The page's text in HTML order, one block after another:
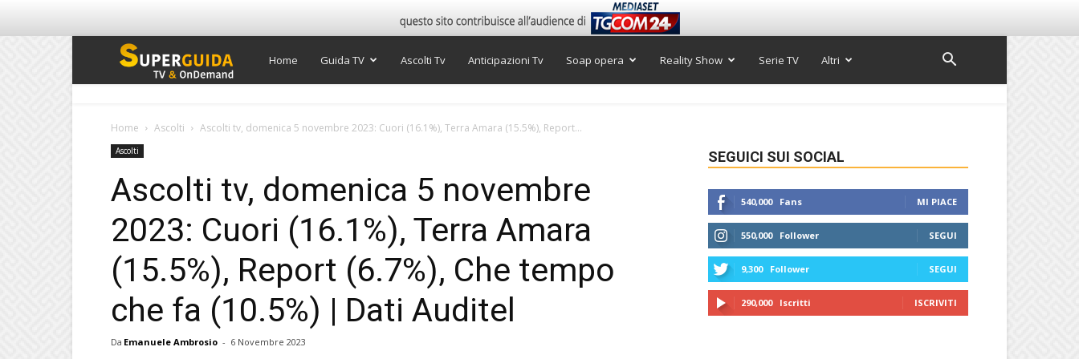
Super
Home Guida TV Ascolti Tv Anticipazioni Tv Soap opera Reality Show Serie TV Altri
Home Ascolti Ascolti tv, domenica 5 novembre 2023: Cuori (16.1%), Terra Amara (15.5%), Report...
Ascolti
Ascolti tv, domenica 5 novembre
2023: Cuori (16.1%), Terra Amara
(15.5%), Report (6.7%), Che tempo
che fa (10.5%) | Dati Auditel
Da Emanuele Ambrosio - 6 Novembre 2023
SEGUICI SUI SOCIAL
540,000 Fans MI PIACE
550,000 Follower SEGUI
9,300 Follower SEGUI
290,000 Iscritti ISCRIVITI